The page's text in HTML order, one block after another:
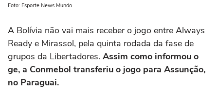
Foto: Esporte News Mundo
A Bolívia não vai mais receber o jogo entre Always
Ready e Mirassol, pela quinta rodada da fase de
grupos da Libertadores. Assim como informou o
ge, a Conmebol transferiu o jogo para Assunção,
no Paraguai.